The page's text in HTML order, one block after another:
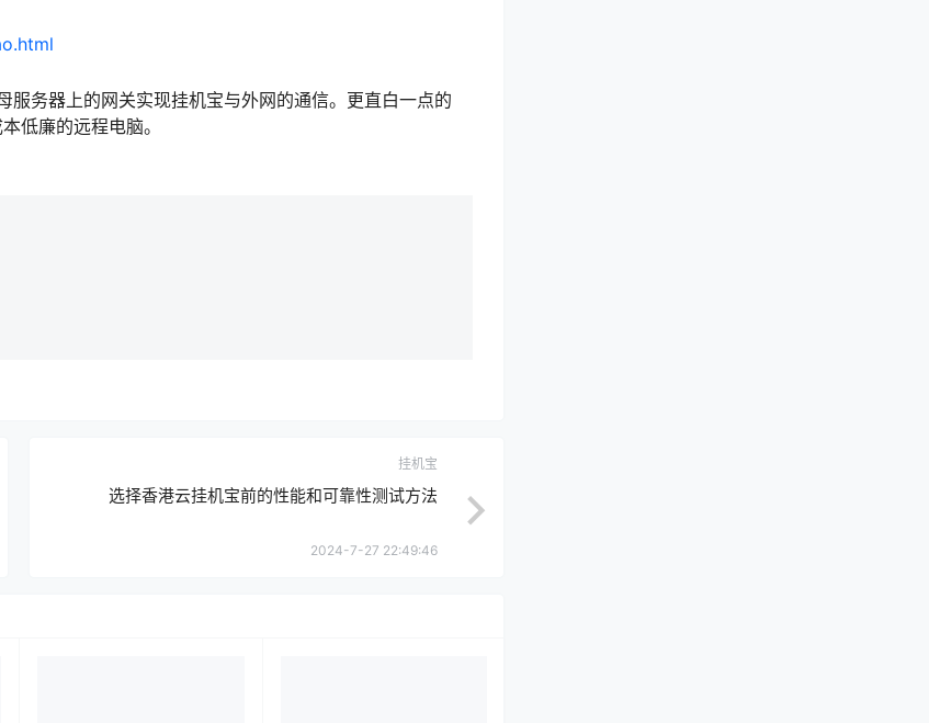
务器上的网关实现挂机宝与外网的通信。更直白一点的
低廉的远程电脑。
挂机宝
选择香港云挂机宝前的性能和可靠性测试方法
2024-7-27 22:49:46